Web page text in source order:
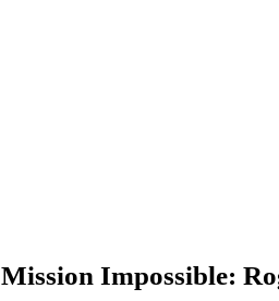
Mission Impossible: